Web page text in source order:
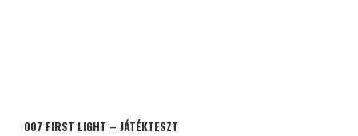
007 FIRST LIGHT – JÁTÉKTESZT